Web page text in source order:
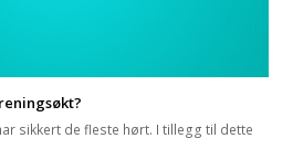
sikkert de fleste hørt. I tillegg til dette